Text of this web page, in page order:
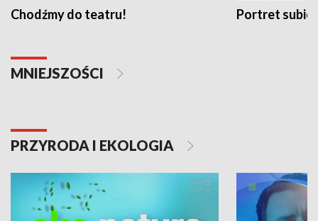
Chodźmy do teatru! Portret
MNIEJSZOŚCI
PRZYRODA I EKOLOGIA